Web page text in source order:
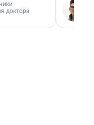
доктора